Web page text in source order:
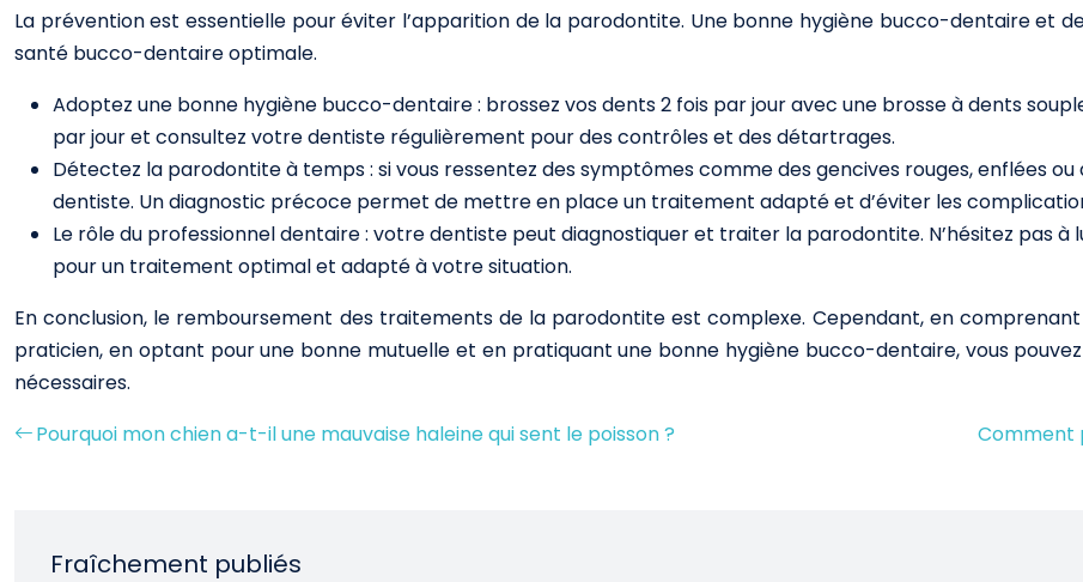
La prévention est essentielle pour éviter l’apparition de la parodontite. Une bonne hygiène bucco-dentaire et
santé bucco-dentaire optimale.
Adoptez une bonne hygiène bucco-dentaire : brossez vos dents 2 fois par jour avec une brosse à dents
par jour et consultez votre dentiste régulièrement pour des contrôles et des détartrages.
Détectez la parodontite à temps : si vous ressentez des symptômes comme des gencives rouges, enflées
dentiste. Un diagnostic précoce permet de mettre en place un traitement adapté et d’éviter les
Le rôle du professionnel dentaire : votre dentiste peut diagnostiquer et traiter la parodontite. N’hésitez pas à
pour un traitement optimal et adapté à votre situation.
En conclusion, le remboursement des traitements de la parodontite est complexe. Cependant, en
praticien, en optant pour une bonne mutuelle et en pratiquant une bonne hygiène bucco-dentaire, vous
nécessaires.
Pourquoi mon chien a-t-il une mauvaise haleine qui sent le poisson ?
Comment
Fraîchement publiés